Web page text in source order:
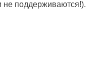
не поддерживаются!).